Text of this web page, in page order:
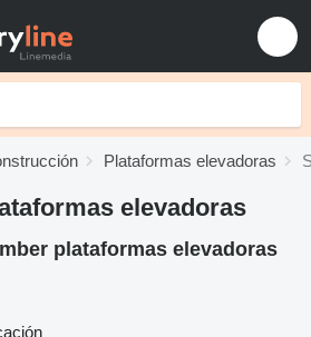
Plataformas elevadoras
elevadoras
plataformas elevadoras